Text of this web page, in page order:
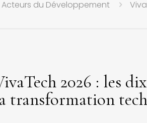
Acteurs du Développement
2026 : les
transformation